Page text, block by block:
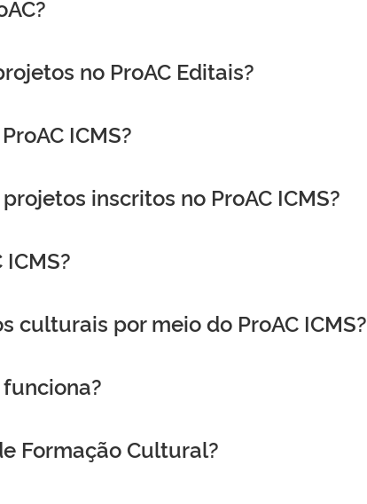
no ProAC Editais?
ICMS?
inscritos no ProAC ICMS?
culturais por meio do ProAC ICMS?
Formação Cultural?